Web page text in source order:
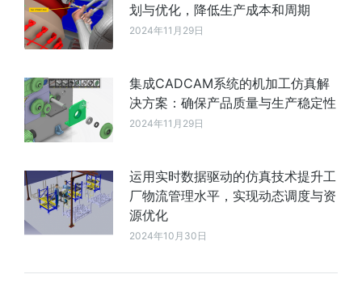
划与优化，降低生产成本和周期
2024年11月29日
集成CADCAM系统的机加工仿真解
决方案：确保产品质量与生产稳定性
2024年11月29日
运用实时数据驱动的仿真技术提升工
厂物流管理水平，实现动态调度与资
源优化
2024年10月30日